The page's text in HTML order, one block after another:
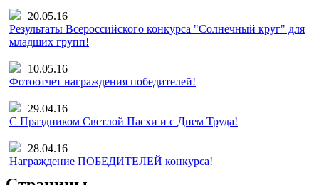
20.05.16
Результаты Всероссийского конкурса "Солнечный круг" для
младших групп!
10.05.16
Фотоотчет награждения победителей!
29.04.16
С Праздником Светлой Пасхи и с Днем Труда!
28.04.16
Награждение ПОБЕДИТЕЛЕЙ конкурса!